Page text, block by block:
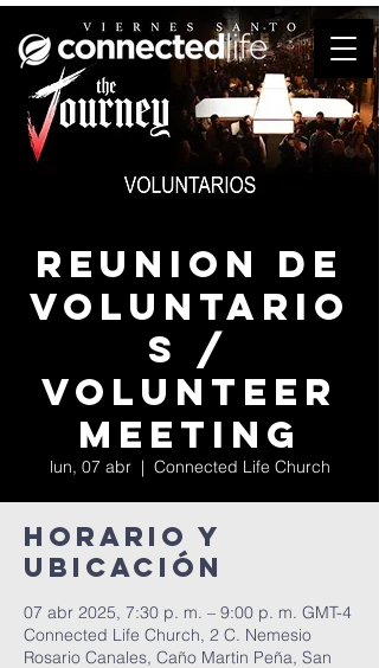
Reunion de
Voluntario
s /
Volunteer
Meeting
lun, 07 abr
  |
Connected Life Church
Horario y
ubicación
07 abr 2025, 7:30 p. m. – 9:00 p. m. GMT-4
Connected Life Church, 2 C. Nemesio
Rosario Canales, Caño Martin Peña, San